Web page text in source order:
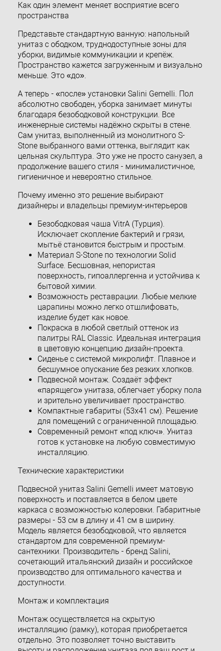
Как один элемент меняет восприятие всего
пространства
Представьте стандартную ванную: напольный
унитаз с ободком, труднодоступные зоны для
уборки, видимые коммуникации и крепёж.
Пространство кажется загруженным и визуально
меньше. Это «до».
А теперь - «после» установки Salini Gemelli. Пол
абсолютно свободен, уборка занимает минуты
благодаря безободковой конструкции. Все
инженерные системы надёжно скрыты в стене.
Сам унитаз, выполненный из монолитного S-
Stone выбранного вами оттенка, выглядит как
цельная скульптура. Это уже не просто санузел, а
продолжение вашего стиля - минималистичное,
гигиеничное и невероятно стильное.
Почему именно это решение выбирают
дизайнеры и владельцы премиум-интерьеров
Безободковая чаша VitrA (Турция).
Исключает скопление бактерий и грязи,
мытьё становится быстрым и простым.
Материал S-Stone по технологии Solid
Surface. Бесшовная, непористая
поверхность, гипоаллергенна и устойчива к
бытовой химии.
Возможность реставрации. Любые мелкие
царапины можно легко отшлифовать,
изделие будет как новое.
Покраска в любой светлый оттенок из
палитры RAL Classic. Идеальная интеграция
в цветовую концепцию дизайн-проекта.
Сиденье с системой микролифт. Плавное и
бесшумное опускание без резких хлопков.
Подвесной монтаж. Создаёт эффект
«парящего» унитаза, облегчает уборку пола
и зрительно увеличивает пространство.
Компактные габариты (53x41 см). Решение
для помещений с ограниченной площадью.
Современный ремонт «под ключ». Унитаз
готов к установке на любую совместимую
инсталляцию.
Технические характеристики
Подвесной унитаз Salini Gemelli имеет матовую
поверхность и поставляется в белом цвете
каркаса с возможностью колеровки. Габаритные
размеры - 53 см в длину и 41 см в ширину.
Модель является безободковой, что является
стандартом для современной премиум-
сантехники. Производитель - бренд Salini,
сочетающий итальянский дизайн и российское
производство для оптимального качества и
доступности.
Монтаж и комплектация
Монтаж осуществляется на скрытую
инсталляцию (рамку), которая приобретается
отдельно. Это позволяет точно выставить